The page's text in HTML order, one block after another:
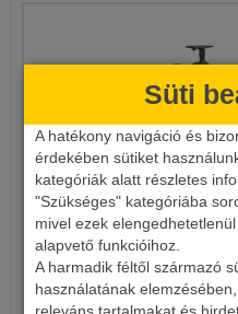
Süti
A hatékony navigáció és
érdekében sütiket
kategóriák alatt részletes
"Szükséges" kategóriába
mivel ezek
alapvető funkcióihoz.
A harmadik féltől származó
használatának
BANAX HELICON 5600NF
47